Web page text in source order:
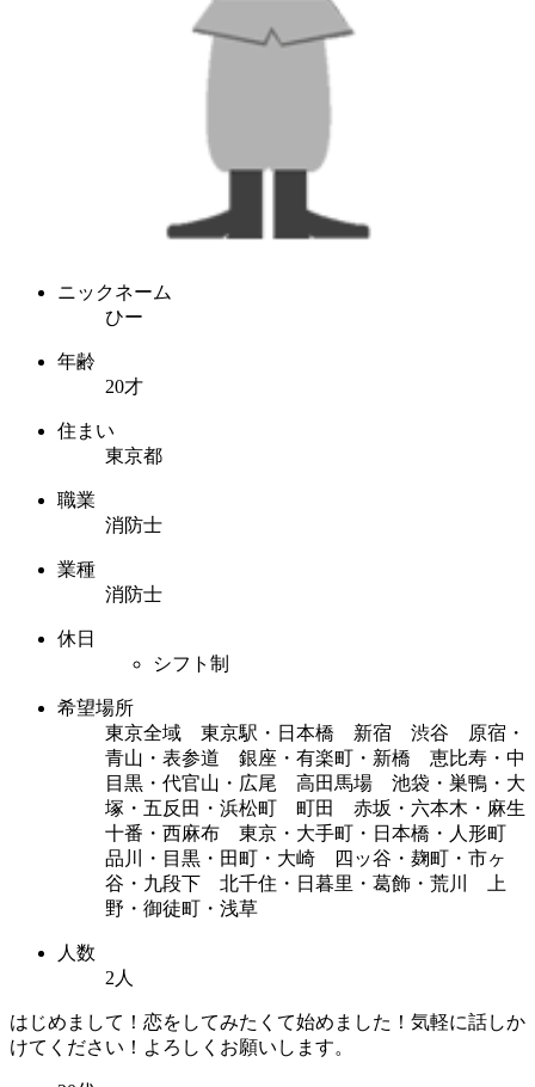
ニックネーム
ひー
年齢
20才
住まい
東京都
職業
消防士
業種
消防士
休日
シフト制
希望場所
東京全域 東京駅・日本橋 新宿 渋谷 原宿・
青山・表参道 銀座・有楽町・新橋 恵比寿・中
目黒・代官山・広尾 高田馬場 池袋・巣鴨・大
塚・五反田・浜松町 町田 赤坂・六本木・麻生
十番・西麻布 東京・大手町・日本橋・人形町
品川・目黒・田町・大崎 四ッ谷・麹町・市ヶ
谷・九段下 北千住・日暮里・葛飾・荒川 上
野・御徒町・浅草
人数
2人
はじめまして！恋をしてみたくて始めました！気軽に話しか
けてください！よろしくお願いします。